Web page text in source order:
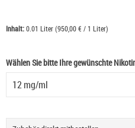
Inhalt:0.01 Liter (950,00 € / 1 Liter)
Wählen Sie bitte Ihre gewünschte